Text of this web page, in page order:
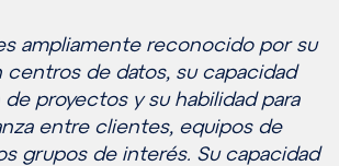
ampliamente reconocido por su
centros de datos, su capacidad
proyectos y su habilidad para
entre clientes, equipos de
grupos de interés. Su capacidad